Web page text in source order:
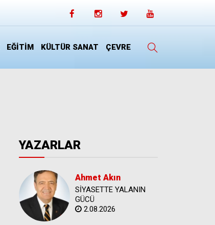
EĞİTİM KÜLTÜR SANAT ÇEVRE
YAZARLAR
Ahmet Akın
SİYASETTE YALANIN
GÜCÜ
2.08.2026